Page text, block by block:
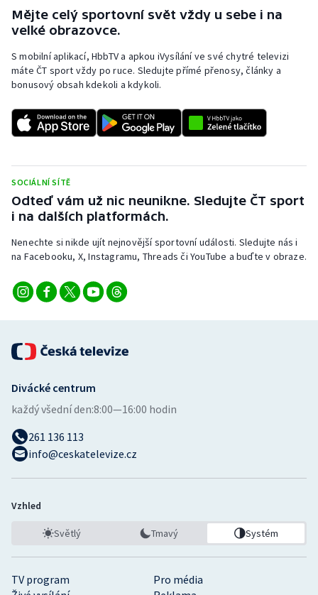
Triatlon
Veslování
Vodní slalom
Volejbal
Ostatní
Mějte celý sportovní svět vždy u sebe i na
velké obrazovce.
S mobilní aplikací, HbbTV a apkou iVysílání ve své chytré televizi
máte ČT sport vždy po ruce. Sledujte přímé přenosy, články a
bonusový obsah kdekoli a kdykoli.
SOCIÁLNÍ SÍTĚ
Odteď vám už nic neunikne. Sledujte ČT sport
i na dalších platformách.
Nenechte si nikde ujít nejnovější sportovní události. Sledujte nás i
na Facebooku, X, Instagramu, Threads či YouTube a buďte v obraze.
TV program
Pro média
Divácké centrum
každý všední den:8:00—16:00 hodin
261 136 113
info@ceskatelevize.cz
Vzhled
Světlý Tmavý Systém